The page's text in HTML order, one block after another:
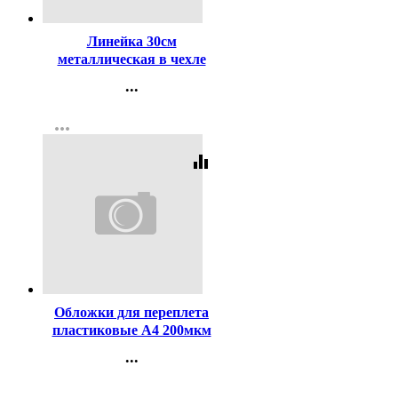
Линейка 30см
металлическая в чехле
(Ст.)
...
Регистрация
more_horiz
equalizer
Обложки для переплета
пластиковые А4 200мкм
арт.4121302
...